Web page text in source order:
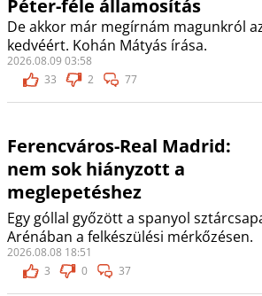
Péter-féle államosítás
De akkor már megírnám magunkról
kedvéért. Kohán Mátyás írása.
2026.08.09 03:58
33
2 77
Ferencváros-Real Madrid:
nem sok hiányzott a
meglepetéshez
Egy góllal győzött a spanyol
Arénában a felkészülési mérkőzésen.
2026.08.08 18:51
3
0 37